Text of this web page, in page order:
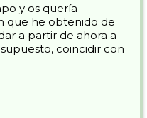
y os quería
que he obtenido de
a partir de ahora a
coincidir con